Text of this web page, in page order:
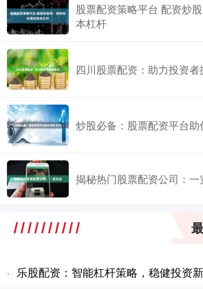
股票配资策略平台 配资炒
本杠杆
四川股票配资：助力投资者
炒股必备：股票配资平台助
揭秘热门股票配资公司：一
· 乐股配资：智能杠杆策略，稳健投资